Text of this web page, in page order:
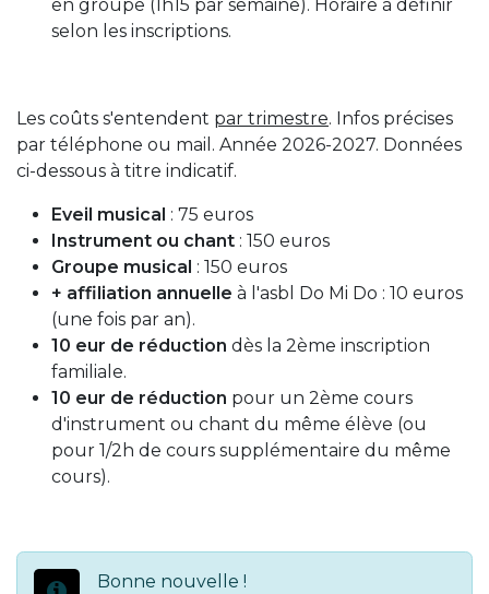
en groupe (1h15 par semaine). Horaire à définir
selon les inscriptions.
Les coûts s'entendent par trimestre. Infos précises
par téléphone ou mail. Année 2026-2027. Données
ci-dessous à titre indicatif.
Eveil musical : 75 euros
Instrument ou chant : 150 euros
Groupe musical : 150 euros
+ affiliation annuelle à l'asbl Do Mi Do : 10 euros
(une fois par an).
10 eur de réduction dès la 2ème inscription
familiale.
10 eur de réduction pour un 2ème cours
d'instrument ou chant du même élève (ou
pour 1/2h de cours supplémentaire du même
cours).
Bonne nouvelle !